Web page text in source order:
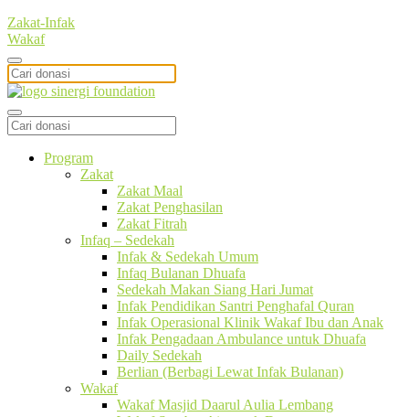
Zakat-Infak
Wakaf
Program
Zakat
Zakat Maal
Zakat Penghasilan
Zakat Fitrah
Infaq – Sedekah
Infak & Sedekah Umum
Infaq Bulanan Dhuafa
Sedekah Makan Siang Hari Jumat
Infak Pendidikan Santri Penghafal Quran
Infak Operasional Klinik Wakaf Ibu dan Anak
Infak Pengadaan Ambulance untuk Dhuafa
Daily Sedekah
Berlian (Berbagi Lewat Infak Bulanan)
Wakaf
Wakaf Masjid Daarul Aulia Lembang